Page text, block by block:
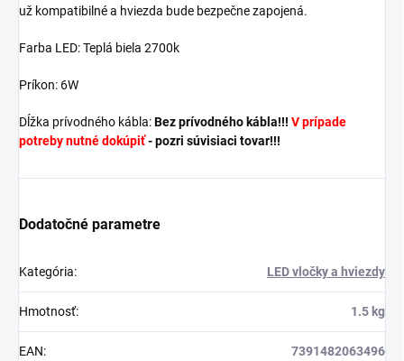
už kompatibilné a hviezda bude bezpečne zapojená.
Farba LED: Teplá biela 2700k
Príkon: 6W
Dĺžka prívodného kábla:Bez prívodného kábla!!! V prípade
potreby nutné dokúpiť- pozri súvisiaci tovar!!!
Dodatočné parametre
Kategória: LED vločky a hviezdy
Hmotnosť: 1.5 kg
EAN: 7391482063496